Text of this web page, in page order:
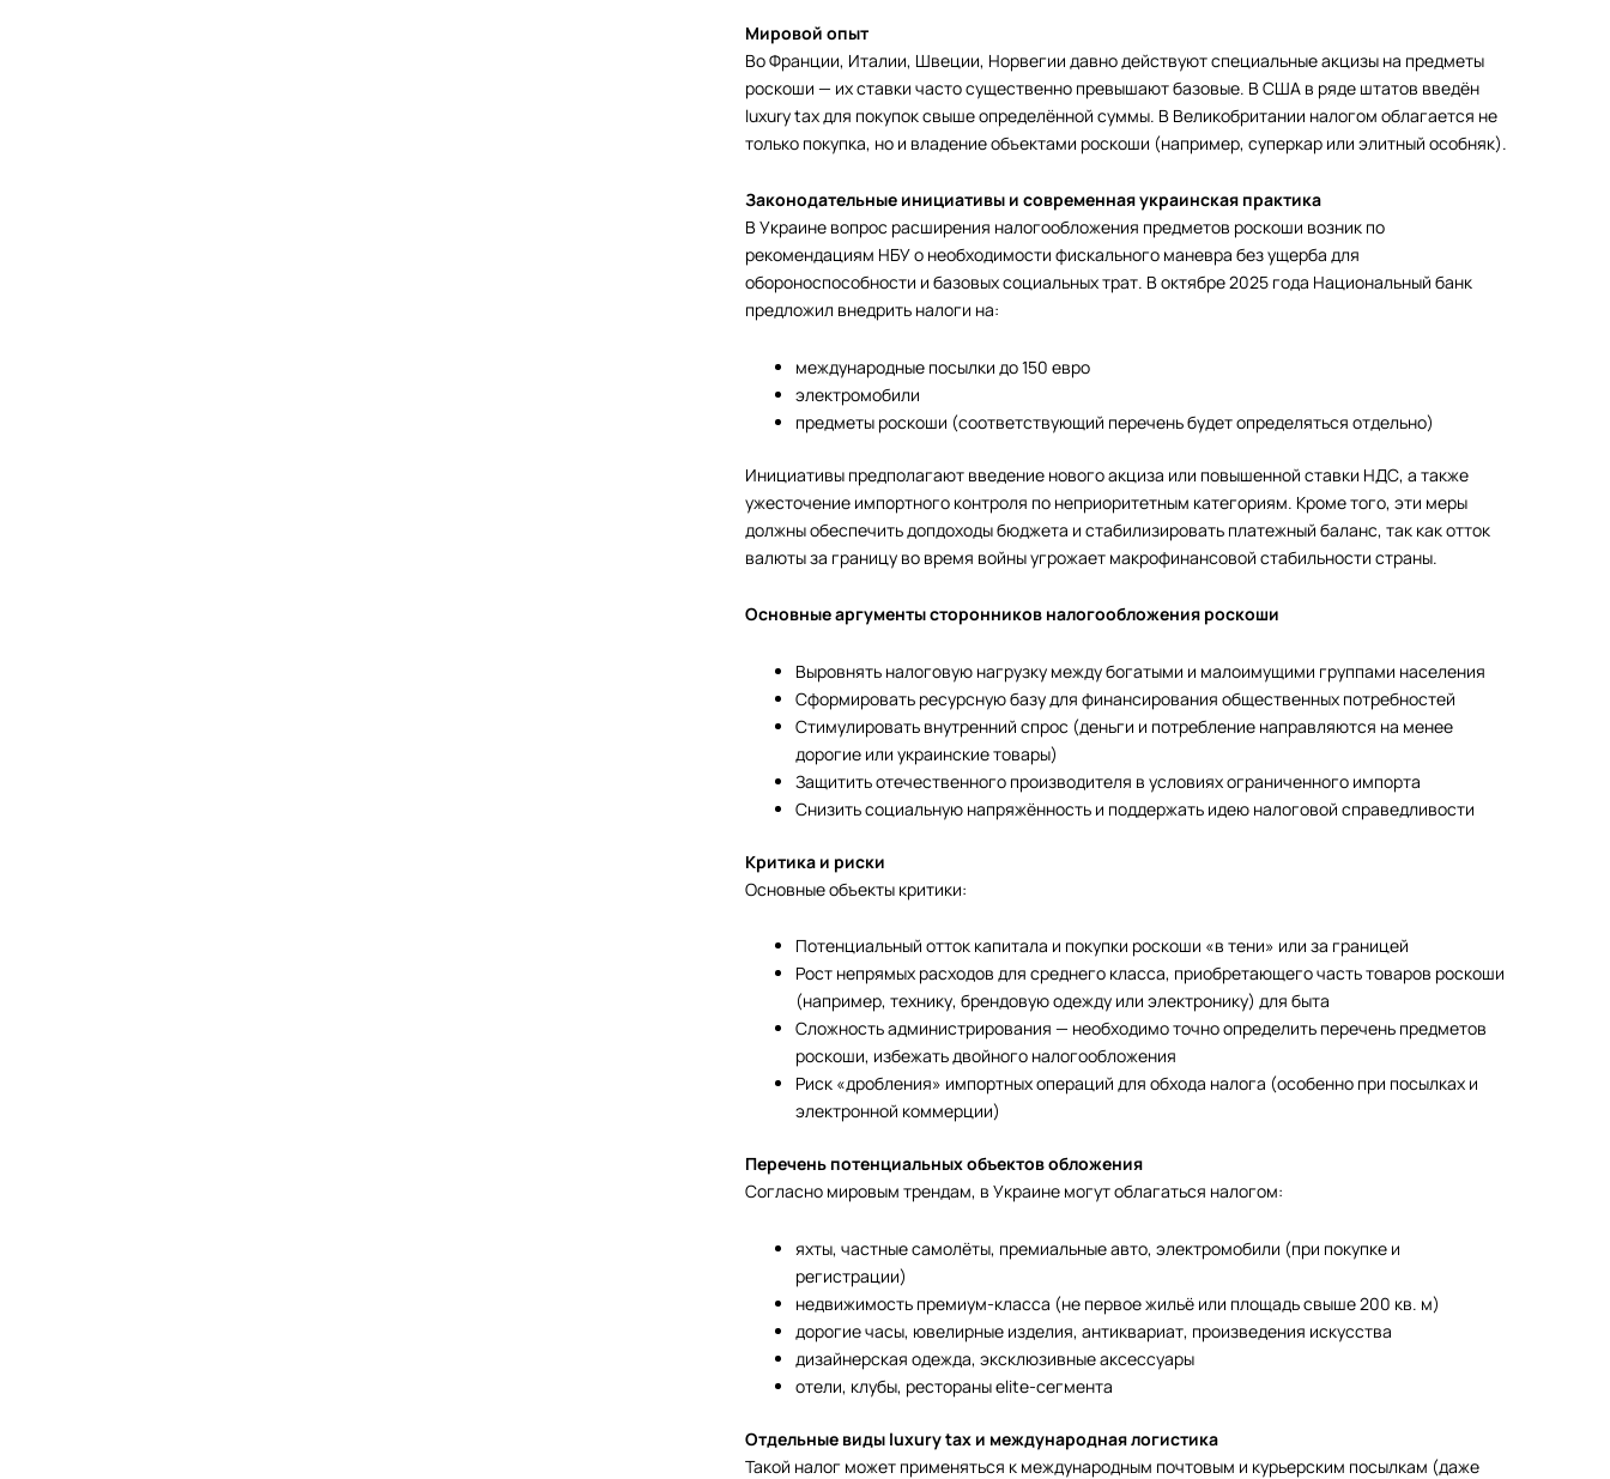
Мировой опыт
Во Франции, Италии, Швеции, Норвегии давно действуют специальные акцизы на предметы
роскоши — их ставки часто существенно превышают базовые. В США в ряде штатов введён
luxury tax для покупок свыше определённой суммы. В Великобритании налогом облагается не
только покупка, но и владение объектами роскоши (например, суперкар или элитный особняк).
Законодательные инициативы и современная украинская практика
В Украине вопрос расширения налогообложения предметов роскоши возник по
рекомендациям НБУ о необходимости фискального маневра без ущерба для
обороноспособности и базовых социальных трат. В октябре 2025 года Национальный банк
предложил внедрить налоги на:
международные посылки до 150 евро
электромобили
предметы роскоши (соответствующий перечень будет определяться отдельно)
Инициативы предполагают введение нового акциза или повышенной ставки НДС, а также
ужесточение импортного контроля по неприоритетным категориям. Кроме того, эти меры
должны обеспечить допдоходы бюджета и стабилизировать платежный баланс, так как отток
валюты за границу во время войны угрожает макрофинансовой стабильности страны.
Основные аргументы сторонников налогообложения роскоши
Выровнять налоговую нагрузку между богатыми и малоимущими группами населения
Сформировать ресурсную базу для финансирования общественных потребностей
Стимулировать внутренний спрос (деньги и потребление направляются на менее
дорогие или украинские товары)
Защитить отечественного производителя в условиях ограниченного импорта
Снизить социальную напряжённость и поддержать идею налоговой справедливости
Критика и риски
Основные объекты критики:
Потенциальный отток капитала и покупки роскоши «в тени» или за границей
Рост непрямых расходов для среднего класса, приобретающего часть товаров роскоши
(например, технику, брендовую одежду или электронику) для быта
Сложность администрирования — необходимо точно определить перечень предметов
роскоши, избежать двойного налогообложения
Риск «дробления» импортных операций для обхода налога (особенно при посылках и
электронной коммерции)
Перечень потенциальных объектов обложения
Согласно мировым трендам, в Украине могут облагаться налогом:
яхты, частные самолёты, премиальные авто, электромобили (при покупке и
регистрации)
недвижимость премиум-класса (не первое жильё или площадь свыше 200 кв. м)
дорогие часы, ювелирные изделия, антиквариат, произведения искусства
дизайнерская одежда, эксклюзивные аксессуары
отели, клубы, рестораны elite-сегмента
Отдельные виды luxury tax и международная логистика
Такой налог может применяться к международным почтовым и курьерским посылкам (даже